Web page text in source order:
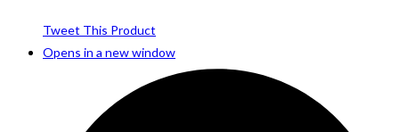
Tweet This Product
Opens in a new window